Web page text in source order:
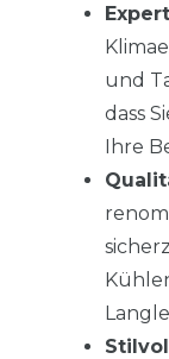
und
dass
Ihre